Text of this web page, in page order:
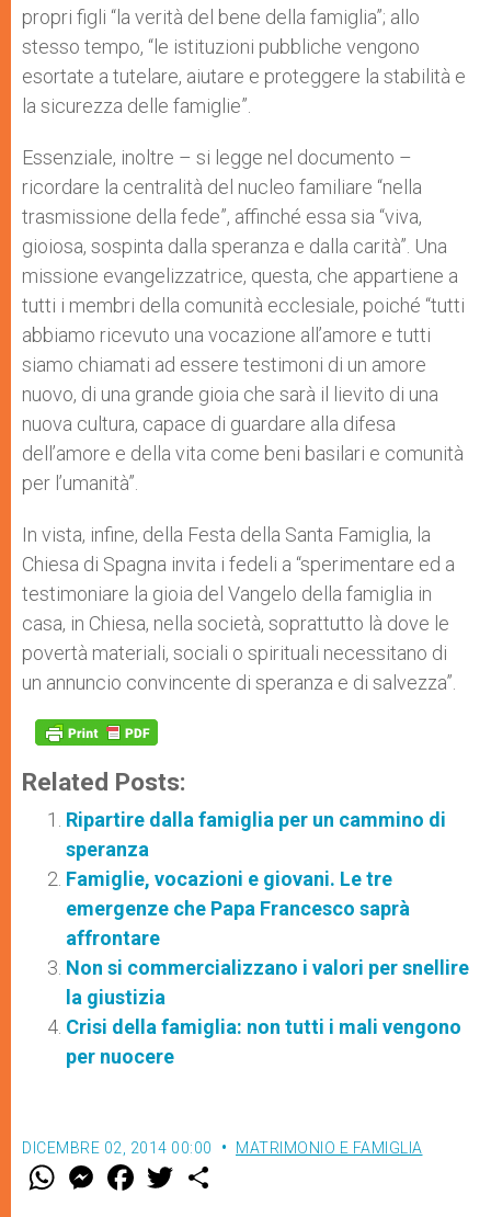
propri figli “la verità del bene della famiglia”; allo
stesso tempo, “le istituzioni pubbliche vengono
esortate a tutelare, aiutare e proteggere la stabilità e
la sicurezza delle famiglie”.
Essenziale, inoltre – si legge nel documento –
ricordare la centralità del nucleo familiare “nella
trasmissione della fede”, affinché essa sia “viva,
gioiosa, sospinta dalla speranza e dalla carità”. Una
missione evangelizzatrice, questa, che appartiene a
tutti i membri della comunità ecclesiale, poiché “tutti
abbiamo ricevuto una vocazione all’amore e tutti
siamo chiamati ad essere testimoni di un amore
nuovo, di una grande gioia che sarà il lievito di una
nuova cultura, capace di guardare alla difesa
dell’amore e della vita come beni basilari e comunità
per l’umanità”.
In vista, infine, della Festa della Santa Famiglia, la
Chiesa di Spagna invita i fedeli a “sperimentare ed a
testimoniare la gioia del Vangelo della famiglia in
casa, in Chiesa, nella società, soprattutto là dove le
povertà materiali, sociali o spirituali necessitano di
un annuncio convincente di speranza e di salvezza”.
Related Posts:
Ripartire dalla famiglia per un cammino di
speranza
Famiglie, vocazioni e giovani. Le tre
emergenze che Papa Francesco saprà
affrontare
Non si commercializzano i valori per snellire
la giustizia
Crisi della famiglia: non tutti i mali vengono
per nuocere
DICEMBRE 02, 2014 00:00 MATRIMONIO E FAMIGLIA
W M
e
F
a w